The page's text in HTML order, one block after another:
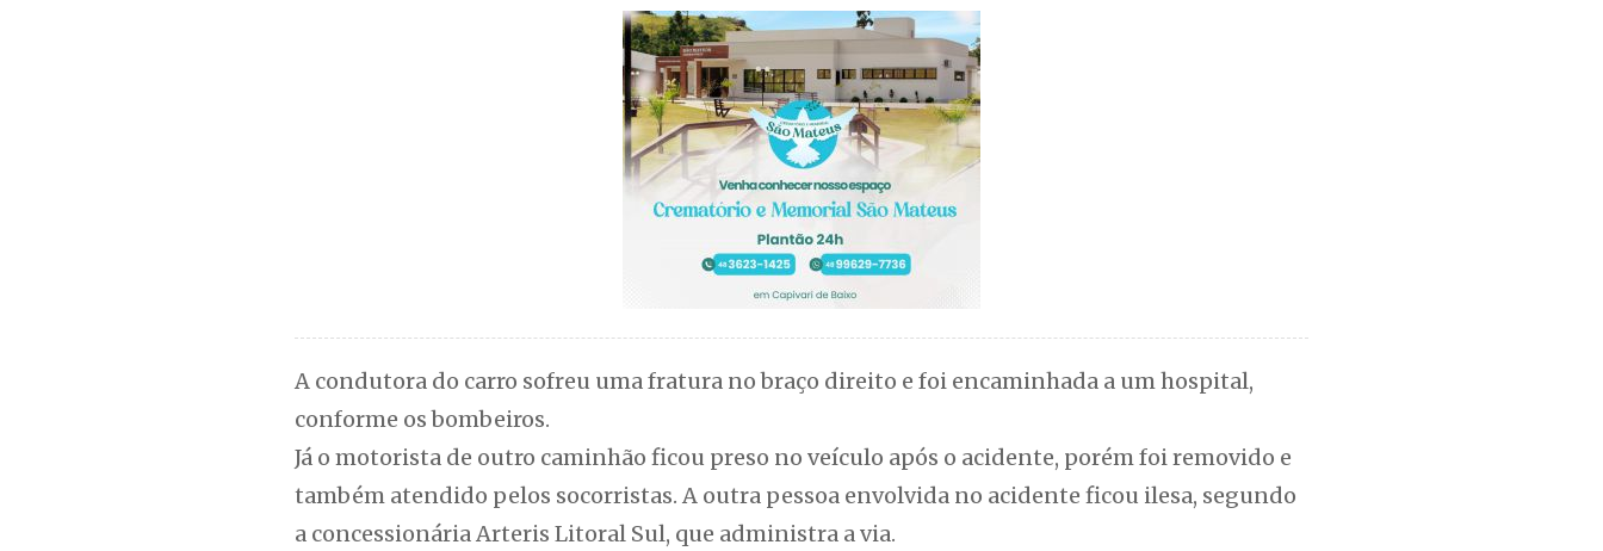
A condutora do carro sofreu uma fratura no braço direito e foi encaminhada a um hospital,
conforme os bombeiros.
Já o motorista de outro caminhão ficou preso no veículo após o acidente, porém foi removido e
também atendido pelos socorristas. A outra pessoa envolvida no acidente ficou ilesa, segundo
a concessionária Arteris Litoral Sul, que administra a via.